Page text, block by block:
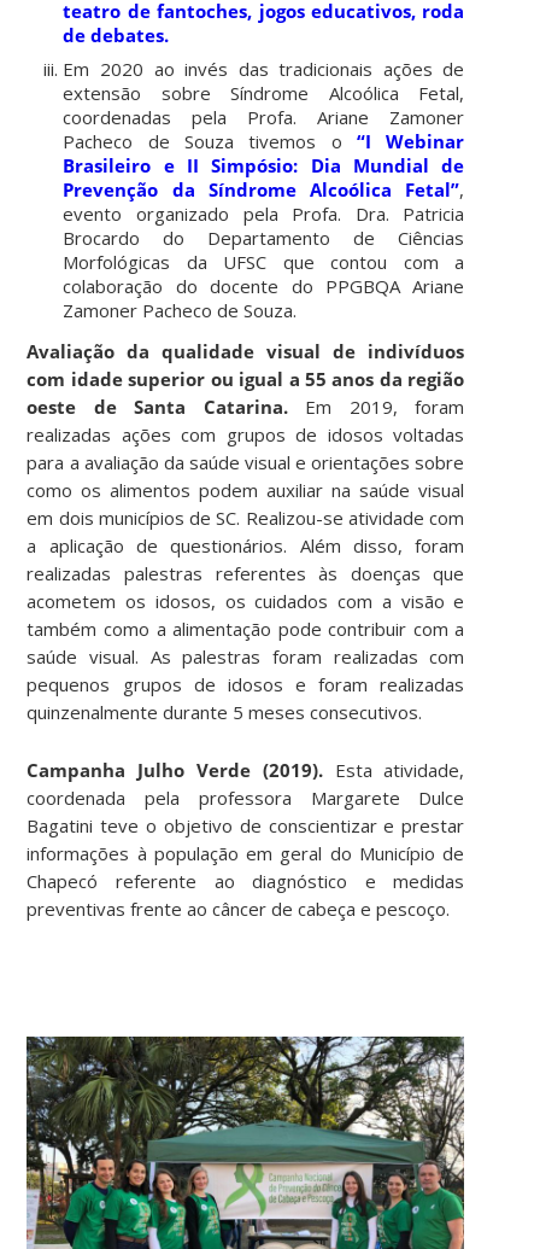
teatro de fantoches, jogos educativos, roda
de debates.
Em 2020 ao invés das tradicionais ações de
extensão sobre Síndrome Alcoólica Fetal,
coordenadas pela Profa. Ariane Zamoner
Pacheco de Souza tivemos o “I Webinar
Brasileiro e II Simpósio: Dia Mundial de
Prevenção da Síndrome Alcoólica Fetal”,
evento organizado pela Profa. Dra. Patricia
Brocardo do Departamento de Ciências
Morfológicas da UFSC que contou com a
colaboração do docente do PPGBQA Ariane
Zamoner Pacheco de Souza.
Avaliação da qualidade visual de indivíduos
com idade superior ou igual a 55 anos da região
oeste de Santa Catarina. Em 2019, foram
realizadas ações com grupos de idosos voltadas
para a avaliação da saúde visual e orientações sobre
como os alimentos podem auxiliar na saúde visual
em dois municípios de SC. Realizou-se atividade com
a aplicação de questionários. Além disso, foram
realizadas palestras referentes às doenças que
acometem os idosos, os cuidados com a visão e
também como a alimentação pode contribuir com a
saúde visual. As palestras foram realizadas com
pequenos grupos de idosos e foram realizadas
quinzenalmente durante 5 meses consecutivos.
Campanha Julho Verde (2019). Esta atividade,
coordenada pela professora Margarete Dulce
Bagatini teve o objetivo de conscientizar e prestar
informações à população em geral do Município de
Chapecó referente ao diagnóstico e medidas
preventivas frente ao câncer de cabeça e pescoço.